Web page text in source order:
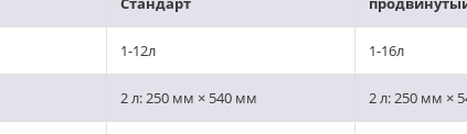
1-12л 1-16л
2 л: 250 мм × 540 мм 2 л: 250 мм ×